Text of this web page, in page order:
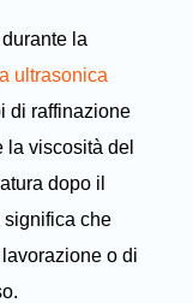
la
ultrasonica
di raffinazione
la viscosità del
dopo il
significa che
o di